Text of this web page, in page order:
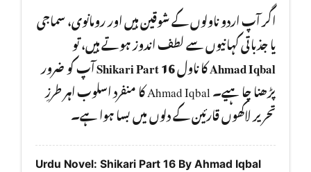
اگر آپ اردو ناولوں کے شوقین ہیں اور رومانوی، سماجی
یا جذباتی کہانیوں سے لطف اندوز ہوتے ہیں، تو
Ahmad Iqbalکا ناولShikari Part 16آپ کو ضرور
پڑھنا چا ہیے۔ Ahmad Iqbal کا منفرد اسلوب اہر طرزِ
تحریر لاکھوں قارئین کے دلوں میں بسا ہوا ہے۔
Urdu Novel: Shikari Part 16 By Ahmad Iqbal